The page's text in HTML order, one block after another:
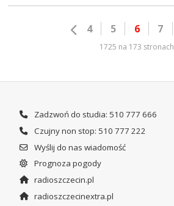
4 5 6 7
1725 na 173 stronach
Zadzwoń do studia: 510 777 666
Czujny non stop: 510 777 222
Wyślij do nas wiadomość
Prognoza pogody
radioszczecin.pl
radioszczecinextra.pl